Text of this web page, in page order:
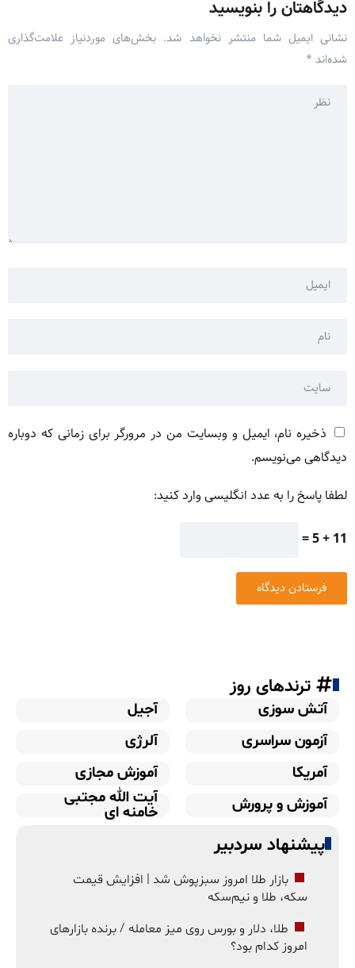
دیدگاهتان را بنویسید
نشانی ایمیل شما منتشر نخواهد شد. بخش‌های موردنیاز علامت‌گذاری
شده‌اند *
ذخیره نام، ایمیل و وبسایت من در مرورگر برای زمانی که دوباره
دیدگاهی می‌نویسم.
لطفا پاسخ را به عدد انگلیسی وارد کنید:
11 + 5 =
ترندهای روز
آتش سوزی
آجیل
آزمون سراسری
آلرژی
آمریکا
آموزش مجازی
آموزش و پرورش
آیت الله مجتبی
خامنه ای
پیشنهاد سردبیر
بازار طلا امروز سبزپوش شد | افزایش قیمت
سکه، طلا و نیم‌سکه
طلا، دلار و بورس روی میز معامله / برنده بازارهای
امروز کدام بود؟